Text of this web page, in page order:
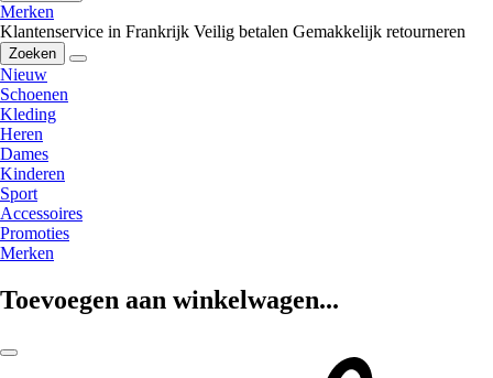
Merken
Klantenservice in Frankrijk Veilig betalen Gemakkelijk retourneren
Zoeken
Nieuw
Schoenen
Kleding
Heren
Dames
Kinderen
Sport
Accessoires
Promoties
Merken
Toevoegen aan winkelwagen...